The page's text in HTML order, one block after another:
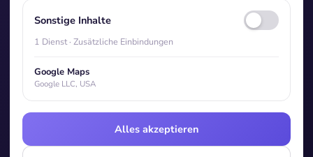
Newsroom
Partner werden
Sonstige Inhalte
1 Dienst · Zusätzliche Einbindungen
Google Maps
Google LLC, USA
Alles akzeptieren